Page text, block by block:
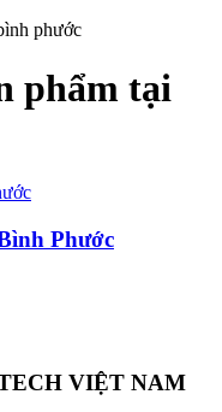
phước
phẩm tại
Phước
VIỆT NAM